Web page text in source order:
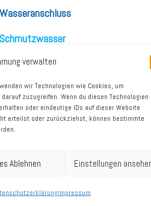
verwalten
wir Technologien wie Cookies, um
zuzugreifen. Wenn du diesen Technologien
oder eindeutige IDs auf dieser Website
erteilst oder zurückziehst, können bestimmte
Ablehnen Einstellungen
Impressum
Entgelt Niederschlagswasser
Niederschlagswasser
Niederschlagswasser
Hochwasser / Starkregen